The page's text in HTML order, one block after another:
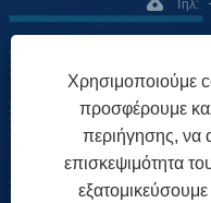
Τηλ:
Delivery
Χρησιμοποιούμε
προσφέρουμε
περιήγησης, να
επισκεψιμότητα